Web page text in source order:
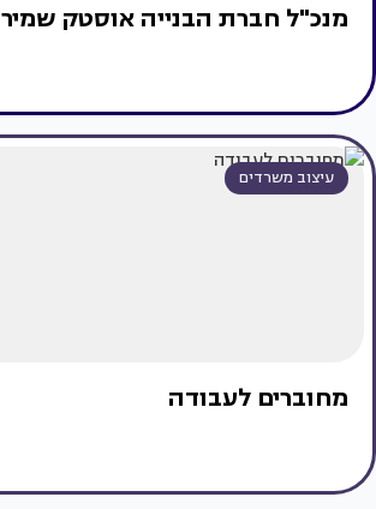
מנכ"ל חברת הבנייה אוסטק שמיר
עיצוב משרדים
מחוברים לעבודה